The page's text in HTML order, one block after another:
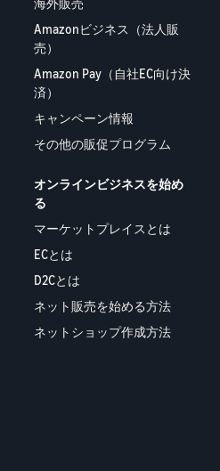
海外販売
Amazonビジネス（法人販
売）
Amazon Pay（自社EC向け決
済）
キャンペーン情報
その他の販促プログラム
オンラインビジネスを始め
る
マーケットプレイスとは
ECとは
D2Cとは
ネット販売を始める方法
ネットショップ作成方法